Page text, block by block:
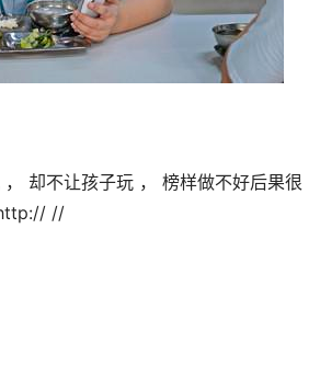
却不让孩子玩 ， 榜样做不好后果很
http:// //